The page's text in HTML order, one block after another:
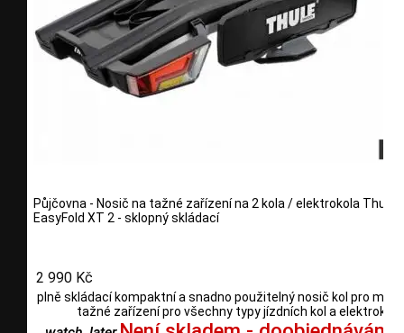
Půjčovna - Nosič na tažné zařízení na 2 kola / elektrokola Thule
EasyFold XT 2 - sklopný skládací
2 990 Kč
plně skládací kompaktní a snadno použitelný nosič kol pro
tažné zařízení pro všechny typy jízdních kol a elektrokol